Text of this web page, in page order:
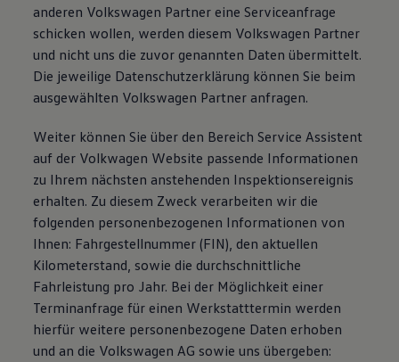
anderen Volkswagen Partner eine Serviceanfrage
schicken wollen, werden diesem Volkswagen Partner
und nicht uns die zuvor genannten Daten übermittelt.
Die jeweilige Datenschutzerklärung können Sie beim
ausgewählten Volkswagen Partner anfragen.
Weiter können Sie über den Bereich Service Assistent
auf der Volkwagen Website passende Informationen
zu Ihrem nächsten anstehenden Inspektionsereignis
erhalten. Zu diesem Zweck verarbeiten wir die
folgenden personenbezogenen Informationen von
Ihnen: Fahrgestellnummer (FIN), den aktuellen
Kilometerstand, sowie die durchschnittliche
Fahrleistung pro Jahr. Bei der Möglichkeit einer
Terminanfrage für einen Werkstatttermin werden
hierfür weitere personenbezogene Daten erhoben
und an die Volkswagen AG sowie uns übergeben: